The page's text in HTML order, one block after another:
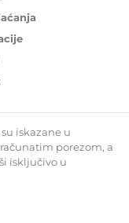
iskazane u
porezom, a
isključivo u